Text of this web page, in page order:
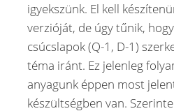
igyekszünk. El kell
verzióját, de úgy tűnik,
csúcslapok (Q-1, D-1)
téma iránt. Ez jelenleg
anyagunk éppen most
készültségben van.